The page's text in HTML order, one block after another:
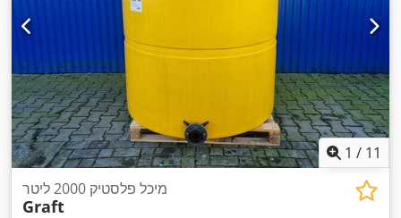
1 / 11
מיכל פלסטיק 2000 ליטר
Graft